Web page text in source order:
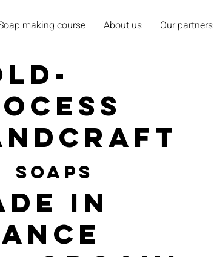
making course About us Our partners
soaps
in